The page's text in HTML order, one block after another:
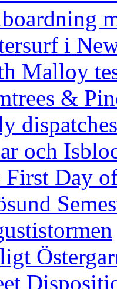
i
Malloy
&
och
First Day